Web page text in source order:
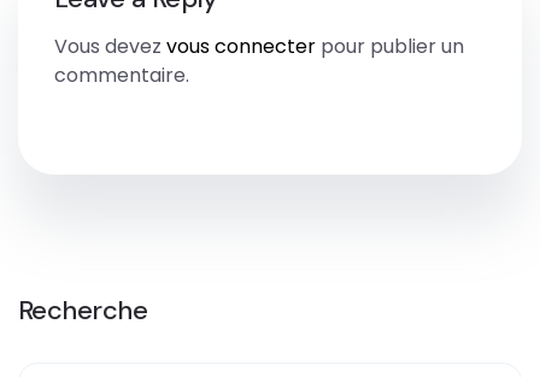
Vous devez vous connecter pour publier un
commentaire.
Recherche